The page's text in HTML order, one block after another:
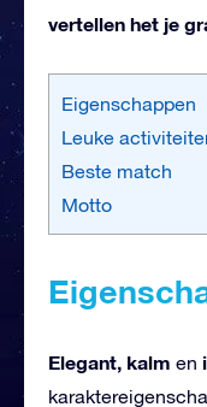
vertellen het je
Eigenschappen
Leuke
Beste match
Motto
Elegant, kalm en